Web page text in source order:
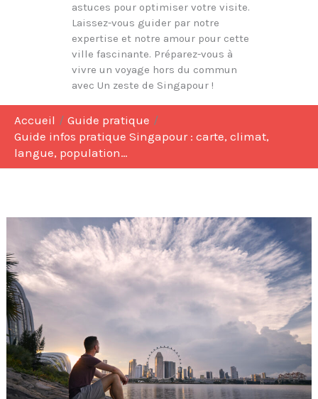
astuces pour optimiser votre visite.
Laissez-vous guider par notre
expertise et notre amour pour cette
ville fascinante. Préparez-vous à
vivre un voyage hors du commun
avec Un zeste de Singapour !
Accueil
Guide pratique
Guide infos pratique Singapour : carte, climat,
langue, population…